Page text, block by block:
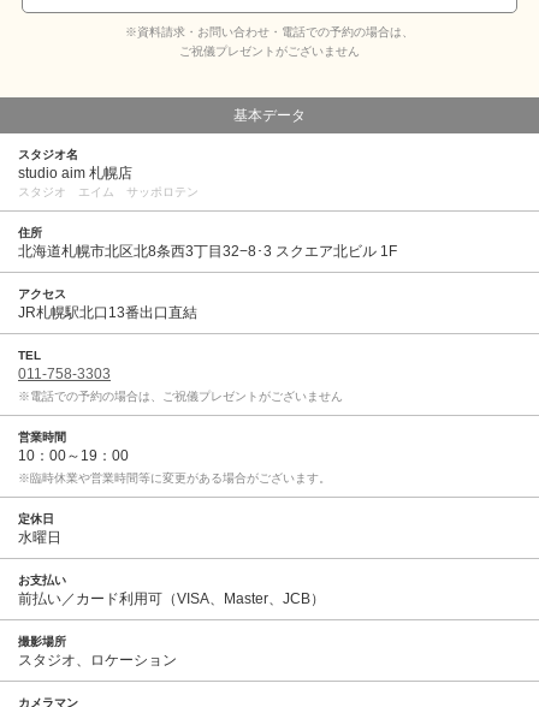
※資料請求・お問い合わせ・電話での予約の場合は、
ご祝儀プレゼントがございません
基本データ
スタジオ名
studio aim 札幌店
スタジオ エイム サッポロテン
住所
北海道札幌市北区北8条西3丁目32−8･3 スクエア北ビル 1F
アクセス
JR札幌駅北口13番出口直結
TEL
011-758-3303
※電話での予約の場合は、ご祝儀プレゼントがございません
営業時間
10：00～19：00
※臨時休業や営業時間等に変更がある場合がございます。
定休日
水曜日
お支払い
前払い／カード利用可（VISA、Master、JCB）
撮影場所
スタジオ、ロケーション
カメラマン